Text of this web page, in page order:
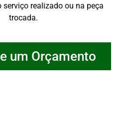
realizado ou na peça
trocada.
um Orçamento